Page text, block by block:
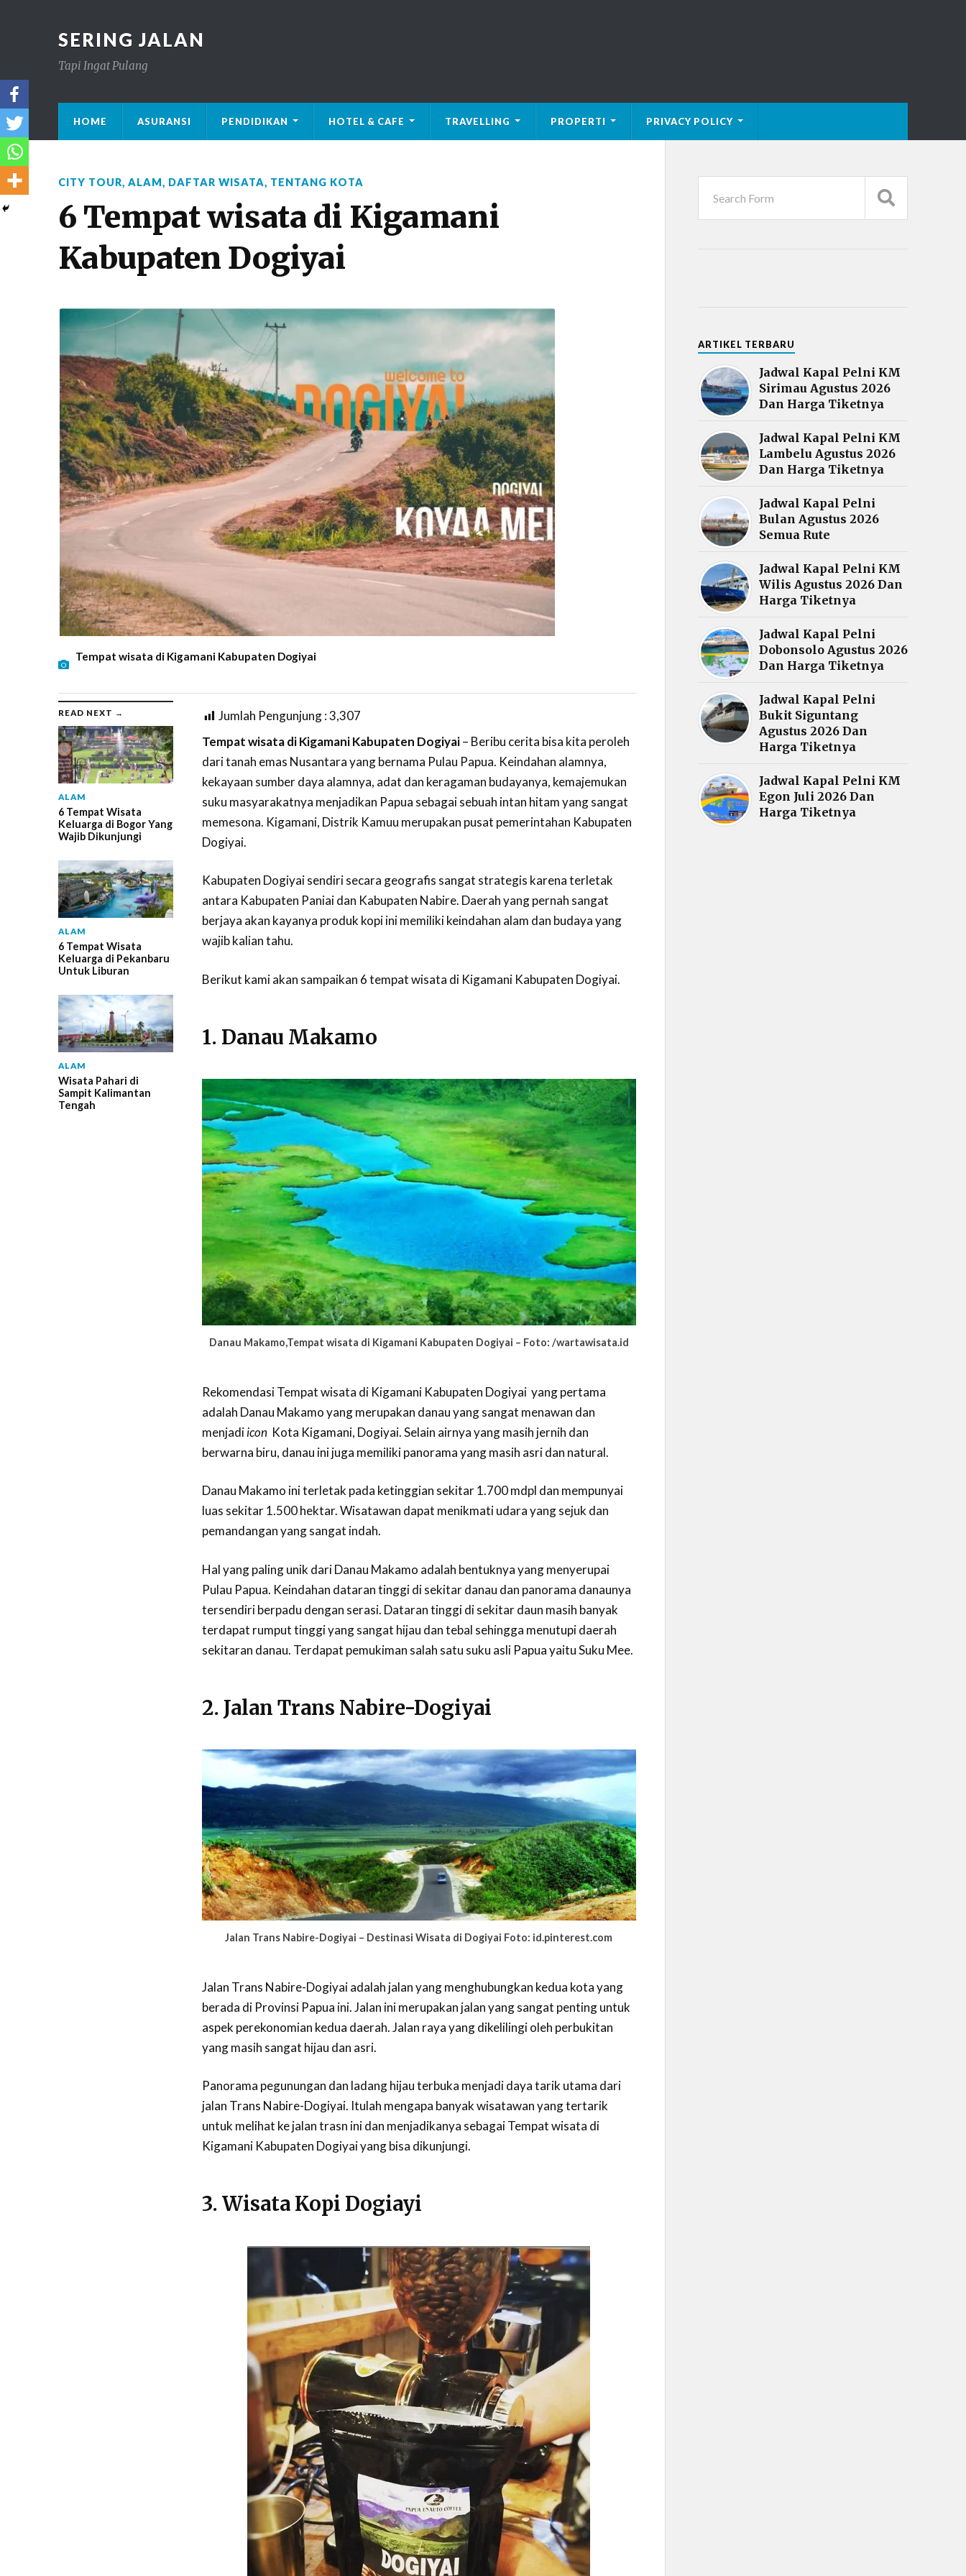
SERING JALAN
Tapi Ingat Pulang
HOME ASURANSI PENDIDIKAN HOTEL & CAFE TRAVELLING PROPERTI PRIVACY POLICY
CITY TOUR, ALAM, DAFTAR WISATA, TENTANG KOTA
6 Tempat wisata di Kigamani
Kabupaten Dogiyai
Tempat wisata di Kigamani Kabupaten Dogiyai
READ NEXT →
ALAM
6 Tempat Wisata
Keluarga di Bogor Yang
Wajib Dikunjungi
ALAM
6 Tempat Wisata
Keluarga di Pekanbaru
Untuk Liburan
ALAM
Wisata Pahari di
Sampit Kalimantan
Tengah
Jumlah Pengunjung :3,307
Tempat wisata di Kigamani Kabupaten Dogiyai– Beribu cerita bisa kita peroleh
dari tanah emas Nusantara yang bernama Pulau Papua. Keindahan alamnya,
kekayaan sumber daya alamnya, adat dan keragaman budayanya, kemajemukan
suku masyarakatnya menjadikan Papua sebagai sebuah intan hitam yang sangat
memesona. Kigamani, Distrik Kamuu merupakan pusat pemerintahan Kabupaten
Dogiyai.
Kabupaten Dogiyai sendiri secara geografis sangat strategis karena terletak
antara Kabupaten Paniai dan Kabupaten Nabire. Daerah yang pernah sangat
berjaya akan kayanya produk kopi ini memiliki keindahan alam dan budaya yang
wajib kalian tahu.
Berikut kami akan sampaikan 6 tempat wisata di Kigamani Kabupaten Dogiyai.
1. Danau Makamo
Danau Makamo,Tempat wisata di Kigamani Kabupaten Dogiyai – Foto: /wartawisata.id
Rekomendasi Tempat wisata di Kigamani Kabupaten Dogiyai yang pertama
adalah Danau Makamo yang merupakan danau yang sangat menawan dan
menjadiiconKota Kigamani, Dogiyai. Selain airnya yang masih jernih dan
berwarna biru, danau ini juga memiliki panorama yang masih asri dan natural.
Danau Makamo ini terletak pada ketinggian sekitar 1.700 mdpl dan mempunyai
luas sekitar 1.500 hektar. Wisatawan dapat menikmati udara yang sejuk dan
pemandangan yang sangat indah.
Hal yang paling unik dari Danau Makamo adalah bentuknya yang menyerupai
Pulau Papua. Keindahan dataran tinggi di sekitar danau dan panorama danaunya
tersendiri berpadu dengan serasi. Dataran tinggi di sekitar daun masih banyak
terdapat rumput tinggi yang sangat hijau dan tebal sehingga menutupi daerah
sekitaran danau. Terdapat pemukiman salah satu suku asli Papua yaitu Suku Mee.
2. Jalan Trans Nabire-Dogiyai
Jalan Trans Nabire-Dogiyai – Destinasi Wisata di Dogiyai Foto: id.pinterest.com
Jalan Trans Nabire-Dogiyai adalah jalan yang menghubungkan kedua kota yang
berada di Provinsi Papua ini. Jalan ini merupakan jalan yang sangat penting untuk
aspek perekonomian kedua daerah. Jalan raya yang dikelilingi oleh perbukitan
yang masih sangat hijau dan asri.
Panorama pegunungan dan ladang hijau terbuka menjadi daya tarik utama dari
jalan Trans Nabire-Dogiyai. Itulah mengapa banyak wisatawan yang tertarik
untuk melihat ke jalan trasn ini dan menjadikanya sebagai Tempat wisata di
Kigamani Kabupaten Dogiyai yang bisa dikunjungi.
3. Wisata Kopi Dogiayi
ARTIKEL TERBARU
Jadwal Kapal Pelni KM
Sirimau Agustus 2026
Dan Harga Tiketnya
Jadwal Kapal Pelni KM
Lambelu Agustus 2026
Dan Harga Tiketnya
Jadwal Kapal Pelni
Bulan Agustus 2026
Semua Rute
Jadwal Kapal Pelni KM
Wilis Agustus 2026 Dan
Harga Tiketnya
Jadwal Kapal Pelni
Dobonsolo Agustus 2026
Dan Harga Tiketnya
Jadwal Kapal Pelni
Bukit Siguntang
Agustus 2026 Dan
Harga Tiketnya
Jadwal Kapal Pelni KM
Egon Juli 2026 Dan
Harga Tiketnya